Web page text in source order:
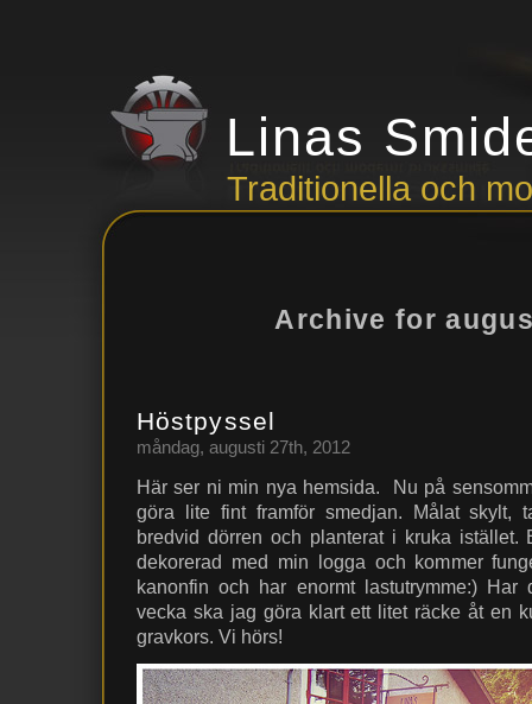
Linas
Traditionella och
Archive for
Höstpyssel
måndag, augusti 27th, 2012
Här ser ni min nya hemsida. Nu på
göra lite fint framför smedjan. Målat skylt,
bredvid dörren och planterat i kruka
dekorerad med min logga och kommer
kanonfin och har enormt lastutrymme:)
vecka ska jag göra klart ett litet räcke åt en
gravkors. Vi hörs!